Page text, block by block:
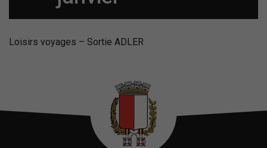
Loisirs voyages – Sortie ADLER